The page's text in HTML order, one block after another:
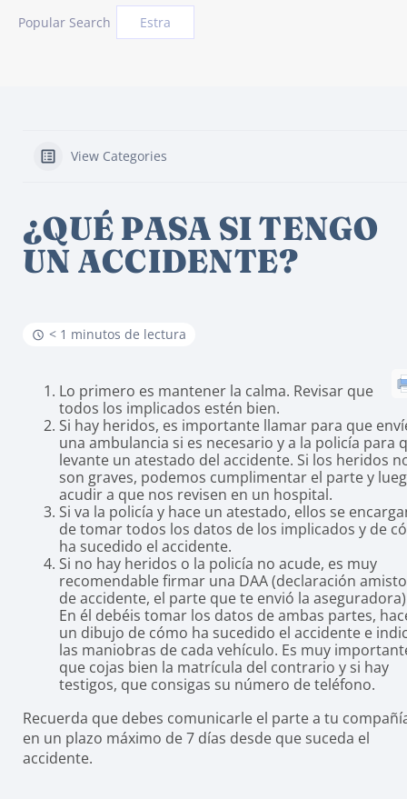
Popular Search Estra
View Categories
¿QUÉ PASA SI TENGO
UN ACCIDENTE?
< 1 minutos de lectura
Lo primero es mantener la calma. Revisar que
todos los implicados estén bien.
Si hay heridos, es importante llamar para que
una ambulancia si es necesario y a la policía para
levante un atestado del accidente. Si los heridos
son graves, podemos cumplimentar el parte y
acudir a que nos revisen en un hospital.
Si va la policía y hace un atestado, ellos se
de tomar todos los datos de los implicados y de
ha sucedido el accidente.
Si no hay heridos o la policía no acude, es muy
recomendable firmar una DAA (declaración
de accidente, el parte que te envió la
En él debéis tomar los datos de ambas partes,
un dibujo de cómo ha sucedido el accidente e
las maniobras de cada vehículo. Es muy
que cojas bien la matrícula del contrario y si hay
testigos, que consigas su número de teléfono.
Recuerda que debes comunicarle el parte a tu
en un plazo máximo de 7 días desde que suceda el
accidente.